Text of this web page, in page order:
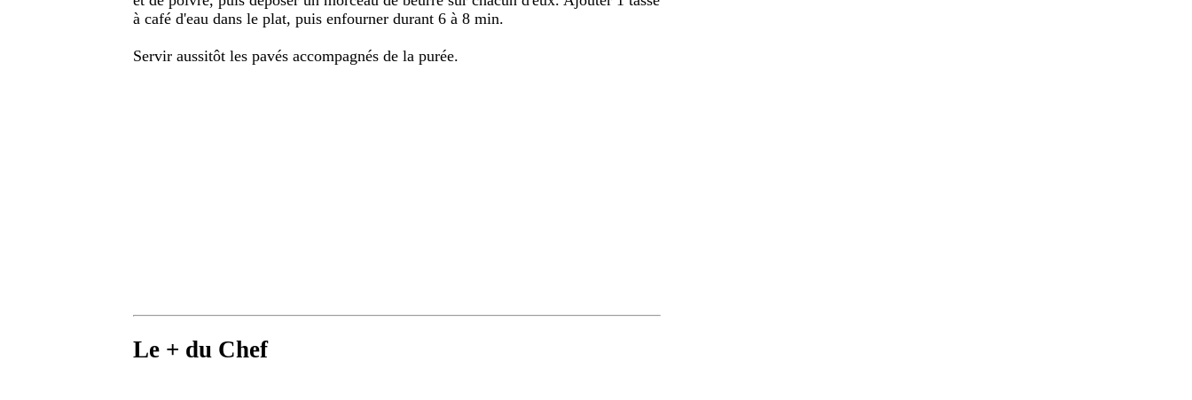
à café d'eau dans le plat, puis enfourner durant 6 à 8 min.
Servir aussitôt les pavés accompagnés de la purée.
Le + du Chef